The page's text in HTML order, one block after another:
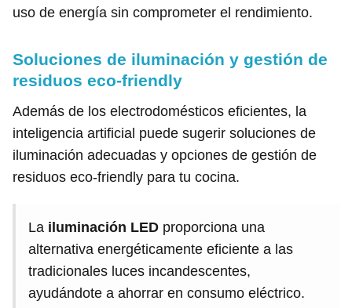
uso de energía sin comprometer el rendimiento.
Soluciones de iluminación y gestión de
residuos eco-friendly
Además de los electrodomésticos eficientes, la
inteligencia artificial puede sugerir soluciones de
iluminación adecuadas y opciones de gestión de
residuos eco-friendly para tu cocina.
La iluminación LED proporciona una
alternativa energéticamente eficiente a las
tradicionales luces incandescentes,
ayudándote a ahorrar en consumo eléctrico.